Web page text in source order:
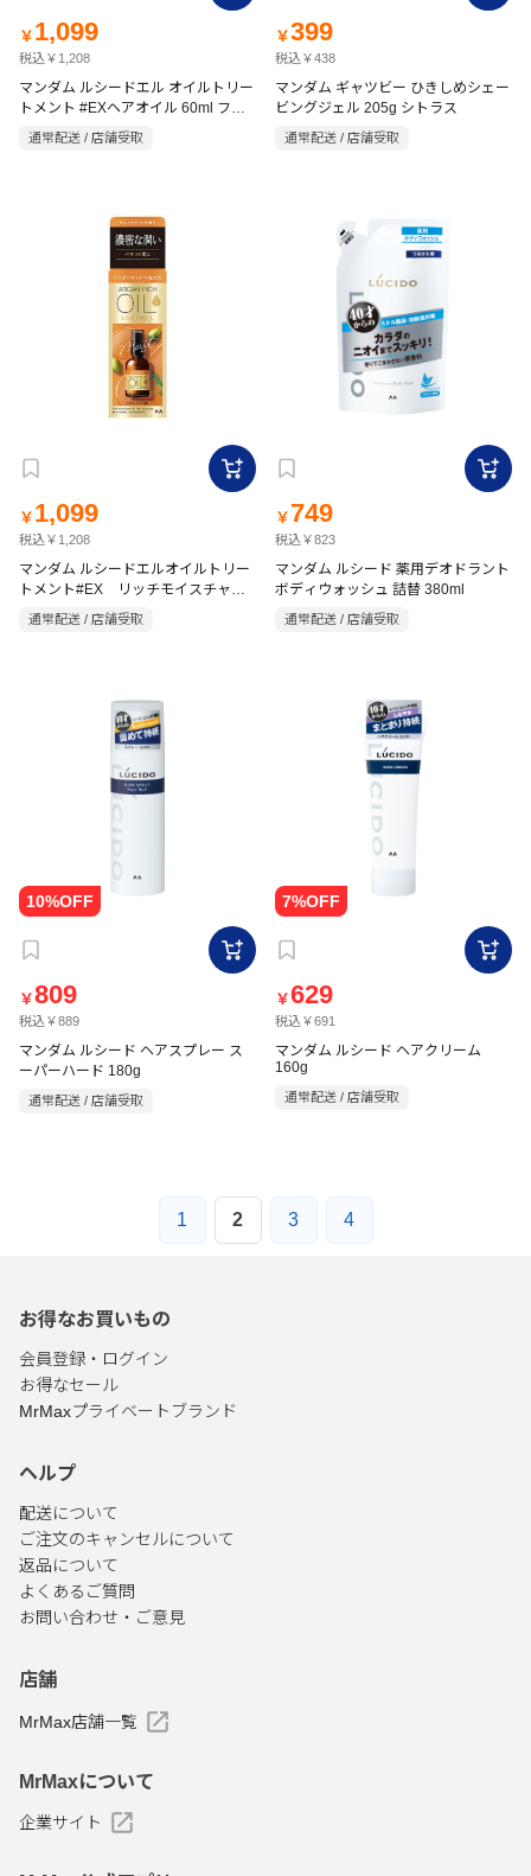
￥ 1,099
税込￥1,208
マンダム ルシードエル オイルトリー
トメント #EXヘアオイル 60ml フロ
ーラル
通常配送 / 店舗受取
￥399
税込￥438
マンダム ギャツビー ひきしめシェー
ビングジェル 205g シトラス
通常配送 / 店舗受取
￥ 1,099
税込￥1,208
マンダム ルシードエルオイルトリー
トメント#EX リッチモイスチャー
60ml フローラル
通常配送 / 店舗受取
￥ 749
税込￥823
マンダム ルシード 薬用デオドラント
ボディウォッシュ 詰替 380ml
通常配送 / 店舗受取
￥809
税込￥889
マンダム ルシード ヘアスプレー ス
ーパーハード 180g
通常配送 / 店舗受取
￥629
税込￥691
マンダム ルシード ヘアクリーム
160g
通常配送 / 店舗受取
1 2 3 4
お得なお買いもの
会員登録・ログイン
お得なセール
MrMaxプライベートブランド
ヘルプ
配送について
ご注文のキャンセルについて
返品について
よくあるご質問
お問い合わせ・ご意見
店舗
MrMax店舗一覧
MrMaxについて
企業サイト